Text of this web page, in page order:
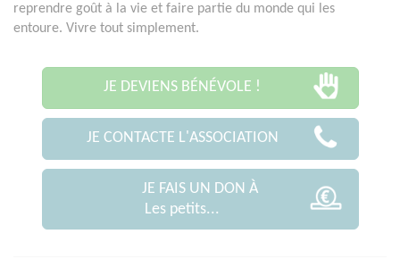
reprendre goût à la vie et faire partie du monde qui les
entoure. Vivre tout simplement.
JE DEVIENS BÉNÉVOLE !
JE CONTACTE L'ASSOCIATION
JE FAIS UN DON À
Les petits...